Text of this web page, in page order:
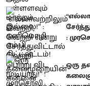
:
ஒரு